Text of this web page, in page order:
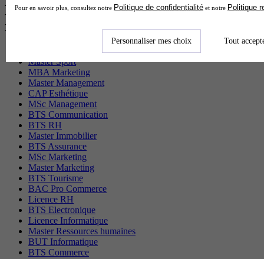
Les diplômes par filière les plus
recherchés
Master Sport
MBA Marketing
Master Management
CAP Esthétique
MSc Management
BTS Communication
BTS RH
Master Immobilier
BTS Assurance
MSc Marketing
Master Marketing
BTS Tourisme
BAC Pro Commerce
Licence RH
BTS Electronique
Licence Informatique
Master Ressources humaines
BUT Informatique
BTS Commerce
Pour en savoir plus, consultez notre Politique de confidentialité et notre Politique
Personnaliser mes choix Tout